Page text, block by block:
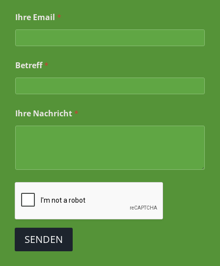
h
r
a
e
I
r
Ihre Email *
Betreff*
Ihre Nachricht *
SENDEN